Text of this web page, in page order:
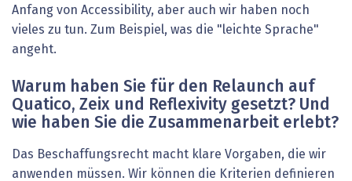
Anfang von Accessibility, aber auch wir haben noch
vieles zu tun. Zum Beispiel, was die "leichte Sprache"
angeht.
Warum haben Sie für den Relaunch auf
Quatico, Zeix und Reflexivity gesetzt? Und
wie haben Sie die Zusammenarbeit erlebt?
Das Beschaffungsrecht macht klare Vorgaben, die wir
anwenden müssen. Wir können die Kriterien definieren